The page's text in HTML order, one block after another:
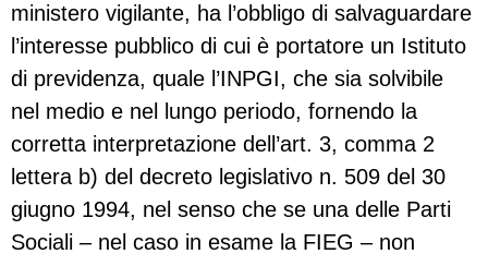
ministero vigilante, ha l’obbligo di salvaguardare
l’interesse pubblico di cui è portatore un Istituto
di previdenza, quale l’INPGI, che sia solvibile
nel medio e nel lungo periodo, fornendo la
corretta interpretazione dell’art. 3, comma 2
lettera b) del decreto legislativo n. 509 del 30
giugno 1994, nel senso che se una delle Parti
Sociali – nel caso in esame la FIEG – non